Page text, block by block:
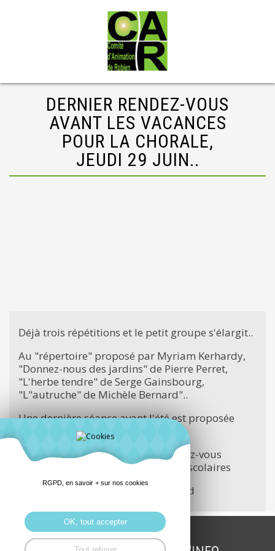
DERNIER RENDEZ-VOUS
AVANT LES VACANCES
POUR LA CHORALE,
JEUDI 29 JUIN..
Déjà trois répétitions et le petit groupe s'élargit..
Au "répertoire" proposé par Myriam Kerhardy,
"Donnez-nous des jardins" de Pierre Perret,
"L'herbe tendre" de Serge Gainsbourg,
"L"autruche" de Michèle Bernard"..
Une dernière séance avant l'été est proposée
jeudi 29 juin 20 h...
Le projet est de proposer des rendez-vous
réguliers à la rentrée des vacances scolaires
Vous aimez chanter...On vous attend
RGPD, en savoir + sur nos cookies
OK, tout accepter